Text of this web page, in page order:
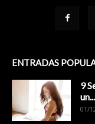
ENTRADAS
9
un...
01/